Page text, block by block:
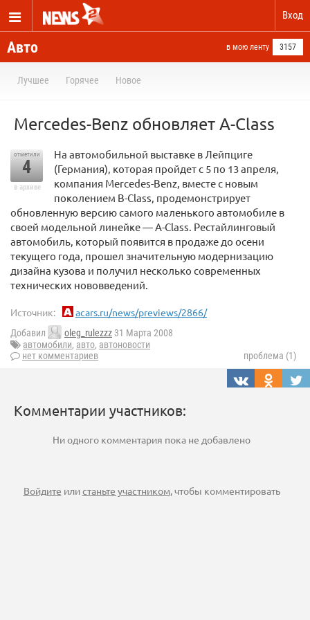
Вход
Авто в мою ленту 3157
Лучшее Горячее Новое
Mercedes-Benz обновляет A-Class
отметили
4
в архиве
На автомобильной выставке в Лейпциге
(Германия), которая пройдет с 5 по 13 апреля,
компания Mercedes-Benz, вместе с новым
поколением B-Class, продемонстрирует
обновленную версию самого маленького автомобиле в
своей модельной линейке — A-Class. Рестайлинговый
автомобиль, который появится в продаже до осени
текущего года, прошел значительную модернизацию
дизайна кузова и получил несколько современных
технических нововведений.
Источник: acars.ru/news/previews/2866/
Добавил oleg_rulezzz 31 Марта 2008
автомобили, авто, автоновости
нет комментариев
проблема (1)
Комментарии участников:
Ни одного комментария пока не добавлено
Войдите илистаньте участником, чтобы комментировать